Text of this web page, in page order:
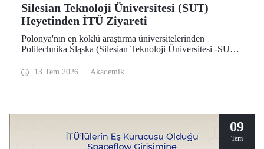
Silesian Teknoloji Üniversitesi (SUT)
Heyetinden İTÜ Ziyareti
Polonya'nın en köklü araştırma üniversitelerinden
Politechnika Śląska (Silesian Teknoloji Üniversitesi -SUT)
arasındaki potansiyel iş birlikleri üzerine değerlendirmelerin
13 Tem 2026 Akademik
09
Tem